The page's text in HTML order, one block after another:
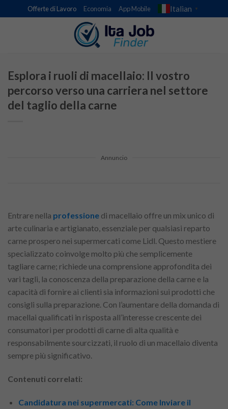
to
Offerte di Lavoro Economia App Mobile Italian ▼
Esplora i ruoli di macellaio: Il vostro
percorso verso una carriera nel settore
del taglio della carne
Annuncio
Entrare nella professione di macellaio offre un mix unico di
arte culinaria e artigianato, essenziale per qualsiasi reparto
carne prospero nei supermercati come Lidl. Questo mestiere
specializzato coinvolge molto più che semplicemente
tagliare carne; richiede una comprensione approfondita dei
vari tagli, la conoscenza della preparazione della carne e la
capacità di fornire ai clienti sia informazioni sui prodotti che
consigli sulla preparazione. Con l’aumentare della domanda di
macellai qualificati in risposta all’interesse crescente dei
consumatori per prodotti di carne di alta qualità e
responsabilmente sourcizzati, il ruolo di un macellaio diventa
sempre più significativo.
Contenuti correlati:
Candidatura nei supermercati: Come Inviare il